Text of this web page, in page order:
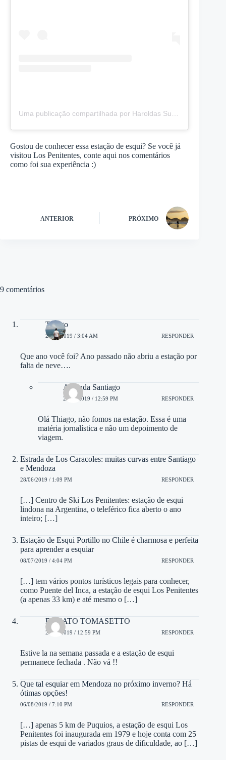
Gostou de conhecer essa estação de esqui? Se você já
visitou Los Penitentes, conte aqui nos comentários
como foi sua experiência :)
ANTERIOR PRÓXIMO
9 comentários
Thiago
26/06/2019 / 3:04 AM RESPONDER
Que ano você foi? Ano passado não abriu a estação por
falta de neve….
Amanda Santiago
27/06/2019 / 12:59 PM RESPONDER
Olá Thiago, não fomos na estação. Essa é uma
matéria jornalística e não um depoimento de
viagem.
Estrada de Los Caracoles: muitas curvas entre Santiago
e Mendoza
28/06/2019 / 1:09 PM RESPONDER
[…] Centro de Ski Los Penitentes: estação de esqui
lindona na Argentina, o teleférico fica aberto o ano
inteiro; […]
Estação de Esqui Portillo no Chile é charmosa e perfeita
para aprender a esquiar
08/07/2019 / 4:04 PM RESPONDER
[…] tem vários pontos turísticos legais para conhecer,
como Puente del Inca, a estação de esqui Los Penitentes
(a apenas 33 km) e até mesmo o […]
RENATO TOMASETTO
25/07/2019 / 12:59 PM RESPONDER
Estive la na semana passada e a estação de esqui
permanece fechada . Não vá !!
Que tal esquiar em Mendoza no próximo inverno? Há
ótimas opções!
06/08/2019 / 7:10 PM RESPONDER
[…] apenas 5 km de Puquios, a estação de esqui Los
Penitentes foi inaugurada em 1979 e hoje conta com 25
pistas de esqui de variados graus de dificuldade, ao […]